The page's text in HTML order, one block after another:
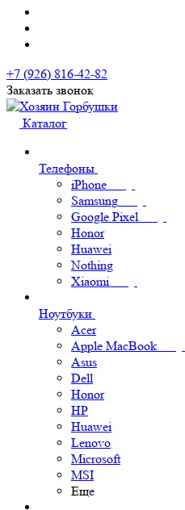
+7 (926) 816-42-82
Заказать звонок
Каталог
Телефоны
iPhone
Samsung
Google Pixel
Honor
Huawei
Nothing
Xiaomi
Ноутбуки
Acer
Apple MacBook
Asus
Dell
Honor
HP
Huawei
Lenovo
Microsoft
MSI
Еще